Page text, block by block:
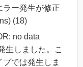
ラー発生が修正
(18)
no data
生しました。こ
では発生しま